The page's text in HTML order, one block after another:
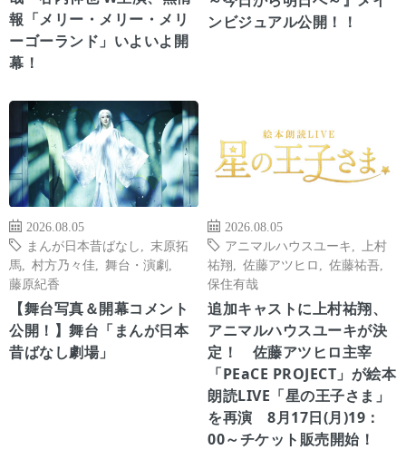
報「メリー・メリー・メリ
ーゴーランド」いよいよ開
幕！
ンビジュアル公開！！
2026.08.05
まんが日本昔ばなし
末原拓
馬
村方乃々佳 舞台・演劇
藤原紀香
【舞台写真＆開幕コメント
公開！】舞台「まんが日本
昔ばなし劇場」
2026.08.05
アニマルハウスユーキ
上村
祐翔
佐藤アツヒロ 佐藤祐吾
保住有哉
追加キャストに上村祐翔、
アニマルハウスユーキが決
定！ 佐藤アツヒロ主宰
「PEaCE PROJECT」が絵本
朗読LIVE「星の王子さま」
を再演 8月17日(月)19：
00～チケット販売開始！